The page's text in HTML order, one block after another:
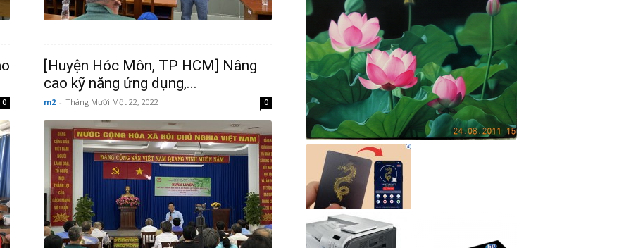
0
[Huyện Hóc Môn, TP HCM] Nâng
cao kỹ năng ứng dụng,...
m2 - Tháng Mười Một 22, 2022 0